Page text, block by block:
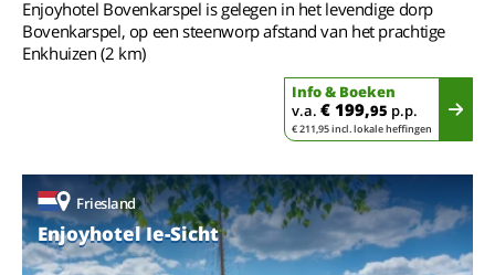
Enjoyhotel Bovenkarspel is gelegen in het levendige dorp
Bovenkarspel, op een steenworp afstand van het prachtige
Enkhuizen (2 km)
Info & Boeken
v.a. € 199,95 p.p.
€ 211,95 incl. lokale heffingen
Friesland
Enjoyhotel Ie-Sicht